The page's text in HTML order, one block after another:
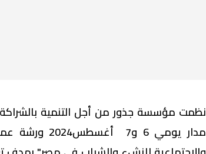
نظمت مؤسسة جذور من أجل التنمية
مدار يومي 6